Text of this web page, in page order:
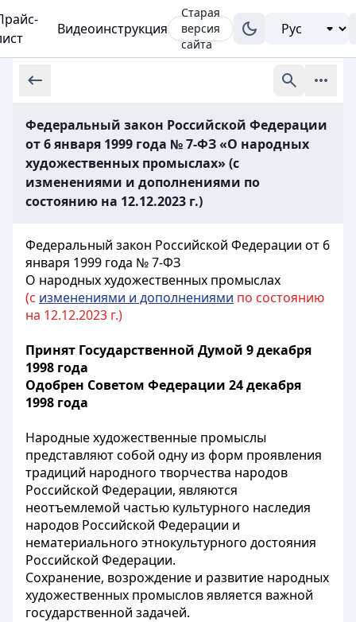
Видеоинструкция
Старая
версия
сайта
Федеральный закон Российской Федерации
от 6 января 1999 года № 7-ФЗ «О народных
художественных промыслах» (с
изменениями и дополнениями по
состоянию на 12.12.2023 г.)
Федеральный закон Российской Федерации от 6
января 1999 года № 7-ФЗ
О народных художественных промыслах
(с изменениями и дополнениями по состоянию
на 12.12.2023 г.)
Принят Государственной Думой 9 декабря
1998 года
Одобрен Советом Федерации 24 декабря
1998 года
Народные художественные промыслы
представляют собой одну из форм проявления
традиций народного творчества народов
Российской Федерации, являются
неотъемлемой частью культурного наследия
народов Российской Федерации и
нематериального этнокультурного достояния
Российской Федерации.
Сохранение, возрождение и развитие народных
художественных промыслов является важной
государственной задачей.